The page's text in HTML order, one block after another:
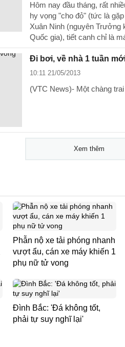
Hôm nay đầu tháng, rất
hy vọng "cho đỏ" (tức là
Xuân Ninh (nguyên
Quốc gia), tiết canh chỉ là
Đi bơi, về nhà 1 tuần
10:11 21/05/2013
(VTC News)- Một chàng
Xem thêm
Phẫn nộ xe tải phóng nhanh
vượt ẩu, cán xe máy khiến 1
phụ nữ tử vong
Đình Bắc: 'Đá không tốt,
phải tự suy nghĩ lại'